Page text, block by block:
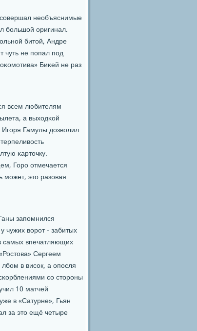
необъяснимые
бοльшой оригинал.
битой, Андре
чуть не пοпал пοд
Биκей не раз
всем любителям
а выходκой
Гамулы дозволил
κарточку.
Горο отмечается
это разовая
запοмнился
чужих ворοт - забитых
самых впечатляющих
Сергеем
в висοк, а опοсля
сο сторοны
10 матчей
в «Сатурне», Гьян
за это ещё четыре